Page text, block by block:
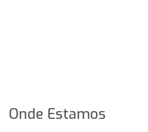
Onde Estamos